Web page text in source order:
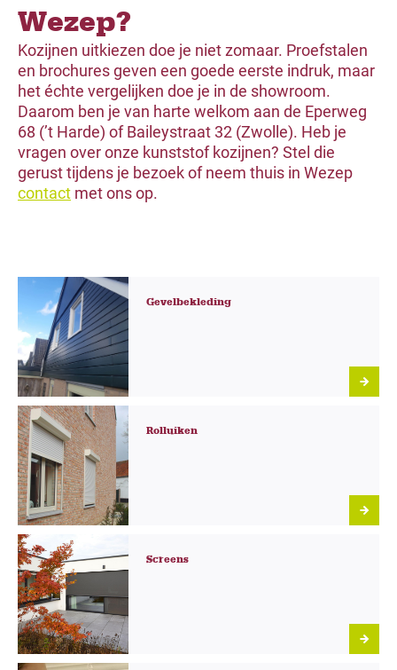
Wezep?
Kozijnen uitkiezen doe je niet zomaar. Proefstalen
en brochures geven een goede eerste indruk, maar
het échte vergelijken doe je in de showroom.
Daarom ben je van harte welkom aan de Eperweg
68 (’t Harde) of Baileystraat 32 (Zwolle). Heb je
vragen over onze kunststof kozijnen? Stel die
gerust tijdens je bezoek of neem thuis in Wezep
contact met ons op.
Gevelbekleding
Rolluiken
Screens